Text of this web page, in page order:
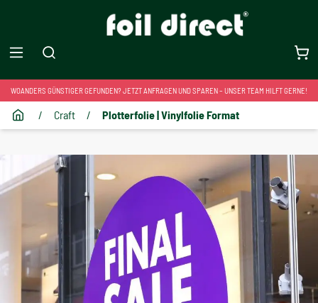
WOANDERS GÜNSTIGER GEFUNDEN? JETZT ANFRAGEN UND SPAREN – UNSER TEAM HILFT GERNE!
/ Craft / Plotterfolie | Vinylfolie Format